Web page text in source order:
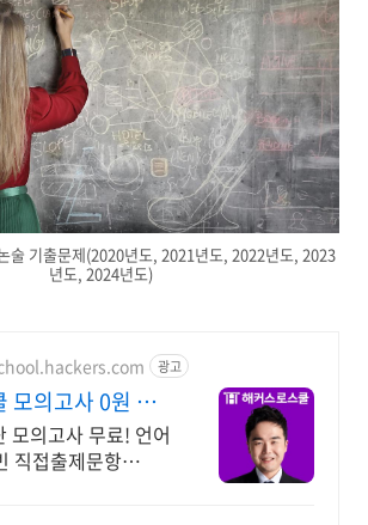
술 기출문제(2020년도, 2021년도, 2022년도, 2023
년도, 2024년도)
광고
모의고사 0원 로
465%증가!
모의고사 무료! 언어
직접출제문항